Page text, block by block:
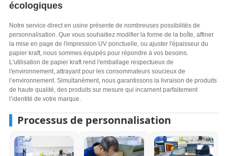
écologiques
Notre service direct en usine présente de nombreuses possibilités de
personnalisation. Que vous souhaitiez modifier la forme de la boîte, affiner
la mise en page de l'impression UV ponctuelle, ou ajuster l'épaisseur du
papier kraft, nous sommes équipés pour répondre à vos besoins.
L'utilisation de papier kraft rend l'emballage respectueux de
l'environnement, attrayant pour les consommateurs soucieux de
l’environnement. Simultanément, nous garantissons la livraison de produits
de haute qualité, des produits sur mesure qui incarnent parfaitement
l’identité de votre marque.
Processus de personnalisation